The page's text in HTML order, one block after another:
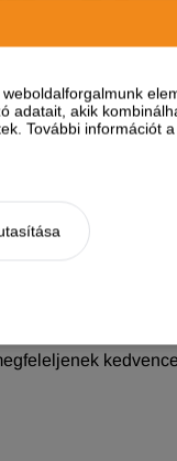
adatait, akik
További információt
TELJES ÉRTÉKŰ
van. A Grandopet
a tápanyaghiány